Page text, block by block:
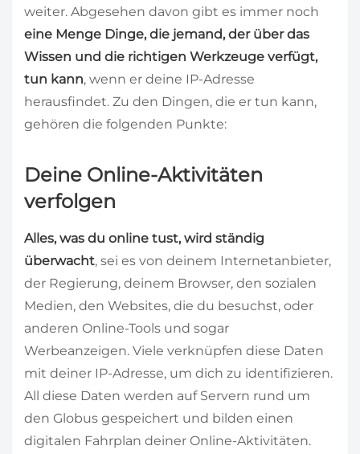
weiter. Abgesehen davon gibt es immer noch
eine Menge Dinge, die jemand, der über das
Wissen und die richtigen Werkzeuge verfügt,
tun kann, wenn er deine IP-Adresse
herausfindet. Zu den Dingen, die er tun kann,
gehören die folgenden Punkte:
Deine Online-Aktivitäten
verfolgen
Alles, was du online tust, wird ständig
überwacht, sei es von deinem Internetanbieter,
der Regierung, deinem Browser, den sozialen
Medien, den Websites, die du besuchst, oder
anderen Online-Tools und sogar
Werbeanzeigen. Viele verknüpfen diese Daten
mit deiner IP-Adresse, um dich zu identifizieren.
All diese Daten werden auf Servern rund um
den Globus gespeichert und bilden einen
digitalen Fahrplan deiner Online-Aktivitäten.